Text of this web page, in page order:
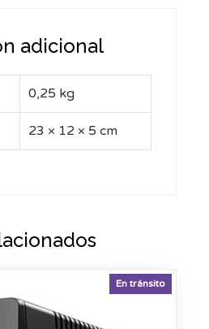
adicional
0,25 kg
23 × 12 × 5 cm
En tránsito